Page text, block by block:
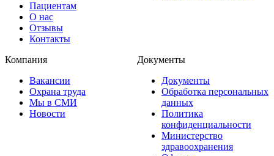
Пациентам
О нас
Отзывы
Контакты
Компания
Вакансии
Охрана труда
Мы в СМИ
Новости
Документы
Документы
Обработка персональных
данных
Политика
конфиденциальности
Министерство
здравоохранения